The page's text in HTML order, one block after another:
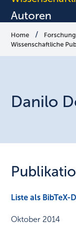
Autoren
Home Forschung
Wissenschaftliche
Danilo
Liste als BibTeX-
Oktober 2014